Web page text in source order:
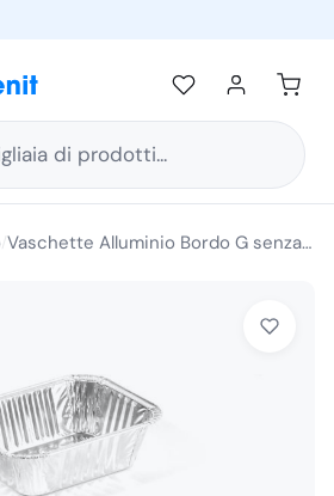
di prodotti...
Vaschette Alluminio Bordo G senza Coperchio 1/2 Porzione 126x101x38H 100 Pezzi